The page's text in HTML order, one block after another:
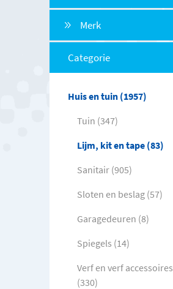
Merk
Categorie
Huis en tuin (1957)
Tuin (347)
Lijm, kit en tape (83)
Sanitair (905)
Sloten en beslag (57)
Garagedeuren (8)
Spiegels (14)
Verf en verf accessoires
(330)